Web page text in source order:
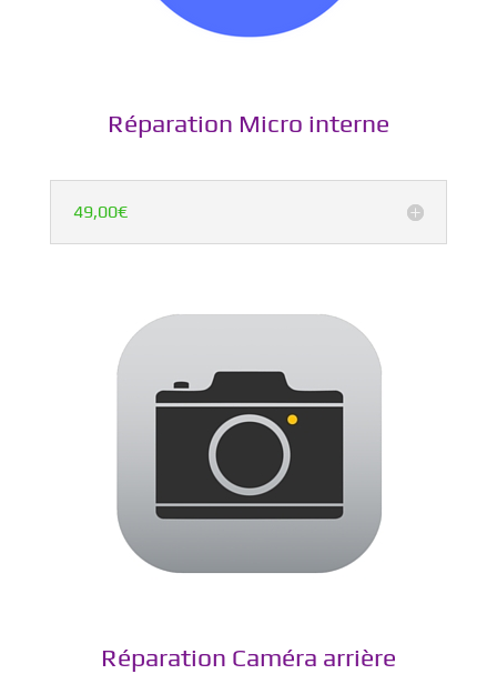
Réparation Micro interne
49,00€
Réparation Caméra arrière